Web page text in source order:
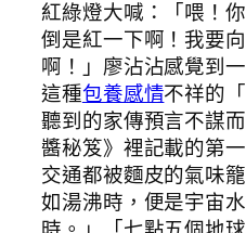
紅綠燈大喊：「喂！
倒是紅一下啊！我要
啊！」廖沾沾感覺到
這種包養感情不祥的
聽到的家傳預言不謀
醬秘笈》裡記載的第
交通都被麵皮的氣味
如湯沸時，便是宇宙